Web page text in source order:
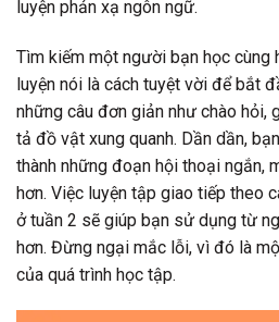
luyện phản xạ ngôn ngữ.
Tìm kiếm một người bạn học cùng
luyện nói là cách tuyệt vời để bắt
những câu đơn giản như chào hỏi,
tả đồ vật xung quanh. Dần dần,
thành những đoạn hội thoại ngắn,
hơn. Việc luyện tập giao tiếp theo
ở tuần 2 sẽ giúp bạn sử dụng từ
hơn. Đừng ngại mắc lỗi, vì đó là
của quá trình học tập.